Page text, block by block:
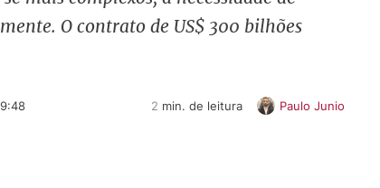
O contrato de US$ 300 bilhões
2 min. de leitura Paulo Junio